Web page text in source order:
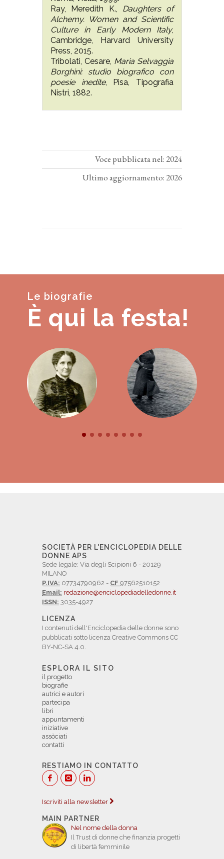
Ray, Meredith K., Daughters of
Alchemy. Women and Scientific
Culture in Early Modern Italy,
Cambridge, Harvard University
Press, 2015.
Tribolati, Cesare, Maria Selvaggia
Borghini: studio biografico con
poesie inedite, Pisa, Tipografia
Nistri, 1882.
Voce pubblicata nel: 2024
Ultimo aggiornamento: 2026
Le biografie
È qui la festa!
SOCIETÀ PER L'ENCICLOPEDIA DELLE
DONNE APS
Sede legale: Via degli Scipioni 6 - 20129
MILANO
P.IVA: 07734790962 - CF 97562510152
Email: redazione@enciclopediadelledonne.it
ISSN: 3035-4927
LICENZA
I contenuti dell'Enciclopedia delle donne sono
pubblicati sotto licenza Creative Commons CC
BY-NC-SA 4.0.
ESPLORA IL SITO
il progetto
biografie
autrici e autori
partecipa
libri
appuntamenti
iniziative
assòciati
contatti
RESTIAMO IN CONTATTO
Iscriviti alla newsletter
MAIN PARTNER
Nel nome della donna
Il Trust di donne che finanzia progetti
di libertà femminile